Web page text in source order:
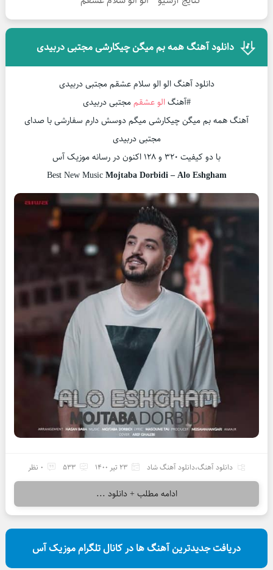
دانلود آهنگ همه بم میگن چیکارشی مجتبی دربیدی
دانلود آهنگ الو الو سلام عشقم مجتبی دربیدی
#آهنگالو عشقممجتبی دربیدی
آهنگ همه بم میگن چیکارشی میگم دوسش دارم سفارشی با صدای
مجتبی دربیدی
با دو کیفیت ۳۲۰ و ۱۲۸ اکنون در رسانه موزیک آس
Best New MusicMojtaba Dorbidi – Alo Eshgham
دانلود آهنگ،دانلود آهنگ شاد 23 تیر 1400 533 0 نظر
ادامه مطلب + دانلود ...
دریافت جدیدترین آهنگ ها در کانال تلگرام موزیک آس